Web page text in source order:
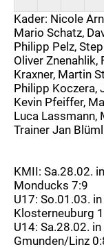
Kader: Nicole
Mario Schatz,
Philipp Pelz,
Oliver Znenahlik,
Kraxner, Martin
Philipp Koczera,
Kevin Pfeiffer,
Luca Lassmann,
Trainer Jan Blüml
KMII: Sa.28.02.
Monducks 7:9
U17: So.01.03.
Klosterneuburg
U14: Sa.28.02.
Gmunden/Linz